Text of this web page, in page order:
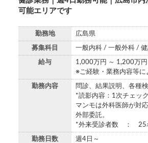
可能エリアです
勤務地 広島県
募集科目 一般内科 / 一般外科 /
給与
1,000万円 ～ 1,200万円
※ご経験・業務内容等に
勤務内容
問診、結果説明、各種
*読影内容：1次チェッ
マンモは外科医師が対
外部委託。
*外来受診者数 ： 25
勤務日数 週4日～